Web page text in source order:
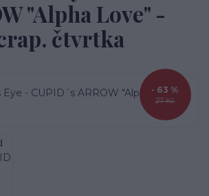
"Alpha Love" -
čtvrtka
27 Kč
- 63 %